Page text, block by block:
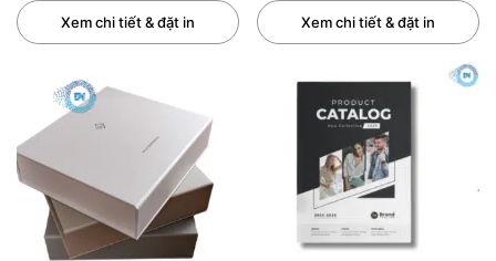
cung cấp đầy đủ thông tin sản phẩm một cách trực
quan, giúp khách hàng dễ dàng so sánh, lựa chọn và
tự tin đưa ra quyết định mua hàng nhanh chóng mà
không cần tìm kiếm đâu xa.
Xây Dựng Hình Ảnh Chuyên Gia:
Một cuốn
catalogue được thiết kế đồng bộ, nội dung biên
soạn chỉn chu và chất lượng in ấn sắc nét sẽ ngầm
khẳng định vị thế chuyên gia và sự uy tín của doanh
nghiệp bạn trong ngành.
Xem chi tiết & đặt in Xem chi tiết & đặt in